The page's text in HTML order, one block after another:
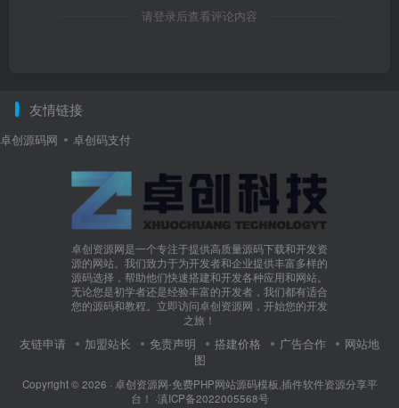
请登录后查看评论内容
友情链接
卓创源码网 卓创码支付
卓创资源网是一个专注于提供高质量源码下载和开发资
源的网站。我们致力于为开发者和企业提供丰富多样的
源码选择，帮助他们快速搭建和开发各种应用和网站。
无论您是初学者还是经验丰富的开发者，我们都有适合
您的源码和教程。立即访问卓创资源网，开始您的开发
之旅！
友链申请 加盟站长 免责声明 搭建价格 广告合作
网站地
图
Copyright © 2026 · 卓创资源网-免费PHP网站源码模板,插件软件资源分享平
台！ ·滇ICP备2022005568号